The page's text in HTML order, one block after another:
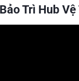
Trì Hub